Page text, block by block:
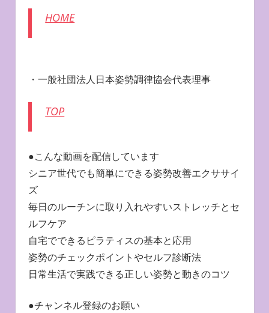
HOME
・一般社団法人日本姿勢調律協会代表理事
TOP
●こんな動画を配信しています
シニア世代でも簡単にできる姿勢改善エクササイ
ズ
毎日のルーチンに取り入れやすいストレッチとセ
ルフケア
自宅でできるピラティスの基本と応用
姿勢のチェックポイントやセルフ診断法
日常生活で実践できる正しい姿勢と動きのコツ
●チャンネル登録のお願い